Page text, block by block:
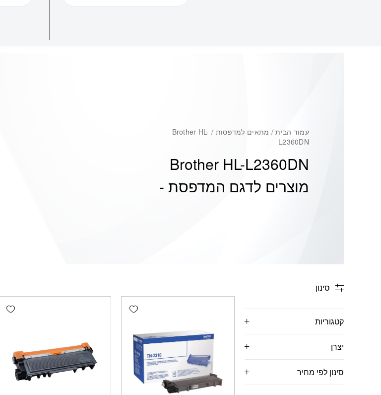
עמוד הבית
/ מתאים למדפסות / Brother HL-
L2360DN
Brother HL-L2360DN
מוצרים לדגם המדפסת -
סינון
קטגוריות
יצרן
סינון לפי מחיר
Add wishlist